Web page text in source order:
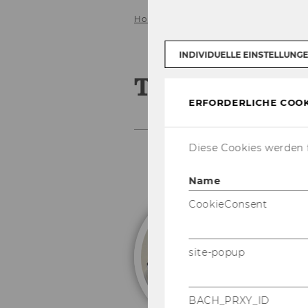
Home
Titscher,
INDIVIDUELLE
ERFORDERLICHE
Diese Cookies
Name
CookieConsent
site-popup
BACH_PRXY_ID